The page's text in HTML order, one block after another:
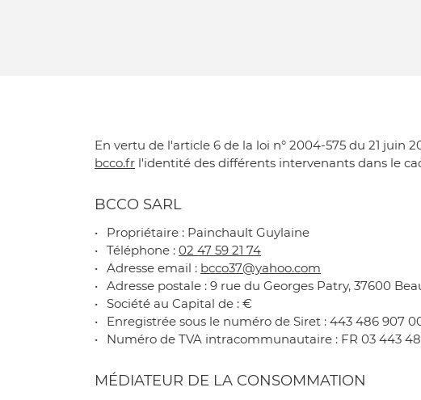
Recopier le code ci-contre
En cochant cette case, vous consentez à recevoir nos propositions commerciales à
l'adresse email indiqué ci-dessus. Vous pouvez vous désinscrire à tout moment en
le formulaire de désinscription
INSCRIPTION
En vertu de l'article 6 de la loi n° 2004-575 du 21
bcco.fr l'identité des différents intervenants dans le
BCCO SARL
Propriétaire : Painchault Guylaine
Téléphone : 02 47 59 21 74
Adresse email :
Adresse postale : 9 rue du Georges Patry, 37600
Société au Capital de : €
Enregistrée sous le numéro de Siret : 443 486 907
Numéro de TVA intracommunautaire : FR 03 443
MÉDIATEUR DE LA CONSOMMATION